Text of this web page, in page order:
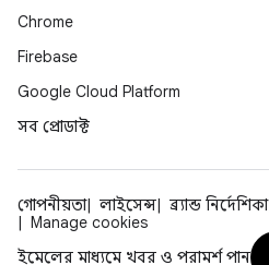
Chrome
Firebase
Google Cloud Platform
সব প্রোডাক্ট
গোপনীয়তা লাইসেন্স ব্র্যান্ড নির্দেশিকা
Manage cookies
ইমেলের মাধ্যমে খবর ও পরামর্শ পান